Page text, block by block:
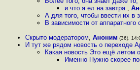
и что я ел на завтра ,
А для того, чтобы ввести их в
В зависимости от аппаратного
Скрыто модератором, Аноним (36),
И тут же рядом новость о переходе
Какая новость Это ещё летом
Именно Нужно скорее